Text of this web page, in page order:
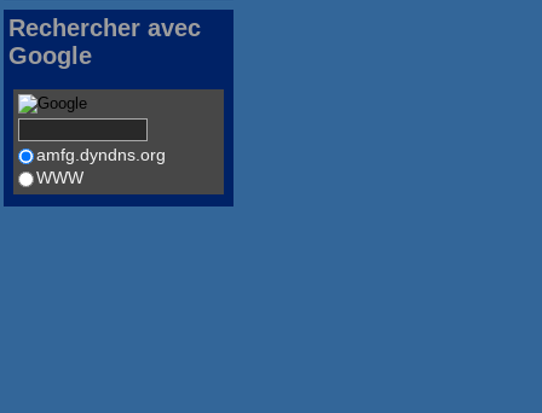
Rechercher avec
Google
amfg.dyndns.org
WWW